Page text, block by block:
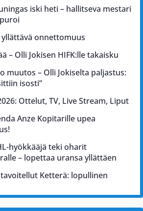
iski heti – hallitseva mestari
yllättävä onnettomuus
– Olli Jokisen HIFK:lle takaisku
muutos – Olli Jokiselta paljastus:
isosti”
Ottelut, TV, Live Stream, Liput
Anze Kopitarille upea
hyökkääjä teki oharit
– lopettaa uransa yllättäen
Ketterä: lopullinen